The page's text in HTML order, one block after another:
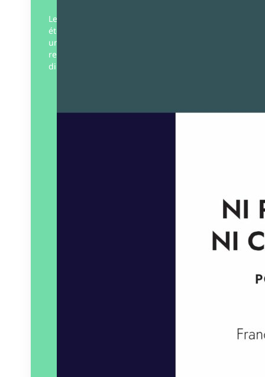
Les textes de Franck Doucen ont tellement
été mis au travail, écrits, réécrits comme
un éternel palimpseste, qu’ils sont le
reflet profond de ce que l’auteur souhaite
dire…